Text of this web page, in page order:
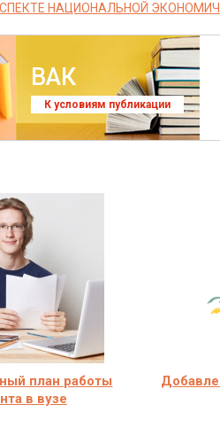
НАЦИОНАЛЬНОЙ
ВАК
К условиям публикации
план работы
в вузе